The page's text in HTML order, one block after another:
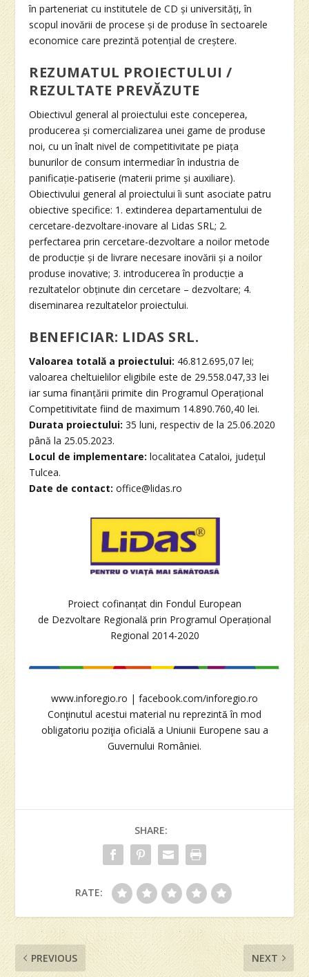
în parteneriat cu institutele de CD și universități, în
scopul inovării de procese și de produse în sectoarele
economice care prezintă potențial de creștere.
REZUMATUL PROIECTULUI /
REZULTATE PREVĂZUTE
Obiectivul general al proiectului este conceperea,
producerea și comercializarea unei game de produse
noi, cu un înalt nivel de competitivitate pe piața
bunurilor de consum intermediar în industria de
panificație-patiserie (materii prime și auxiliare).
Obiectivului general al proiectului îi sunt asociate patru
obiective specifice: 1. extinderea departamentului de
cercetare-dezvoltare-inovare al Lidas SRL; 2.
perfectarea prin cercetare-dezvoltare a noilor metode
de producție și de livrare necesare inovării și a noilor
produse inovative; 3. introducerea în producție a
rezultatelor obținute din cercetare – dezvoltare; 4.
diseminarea rezultatelor proiectului.
BENEFICIAR: LIDAS SRL.
Valoarea totală a proiectului: 46.812.695,07 lei;
valoarea cheltuielilor eligibile este de 29.558.047,33 lei
iar suma finanțării primite din Programul Operațional
Competitivitate fiind de maximum 14.890.760,40 lei.
Durata proiectului: 35 luni, respectiv de la 25.06.2020
până la 25.05.2023.
Locul de implementare: localitatea Cataloi, județul
Tulcea.
Date de contact: office@lidas.ro
Proiect cofinanțat din Fondul European
de Dezvoltare Regională prin Programul Operațional
Regional 2014-2020
www.inforegio.ro | facebook.com/inforegio.ro
Conţinutul acestui material nu reprezintă în mod
obligatoriu poziţia oficială a Uniunii Europene sau a
Guvernului României.
SHARE:
RATE:
PREVIOUS NEXT